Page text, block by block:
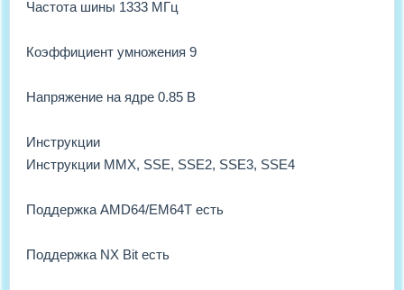
Частота шины 1333 МГц
Коэффициент умножения 9
Напряжение на ядре 0.85 B
Инструкции
Инструкции MMX, SSE, SSE2, SSE3, SSE4
Поддержка AMD64/EM64T есть
Поддержка NX Bit есть